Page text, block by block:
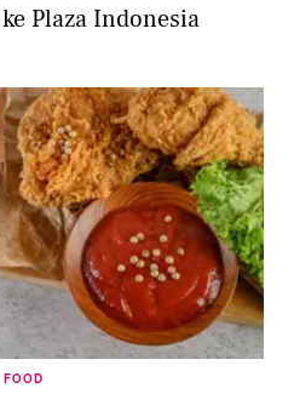
Plaza Indonesia
FOOD